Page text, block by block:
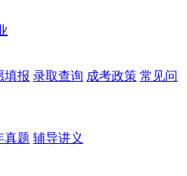
填报 录取查询 成考政策 常见问
真题 辅导讲义